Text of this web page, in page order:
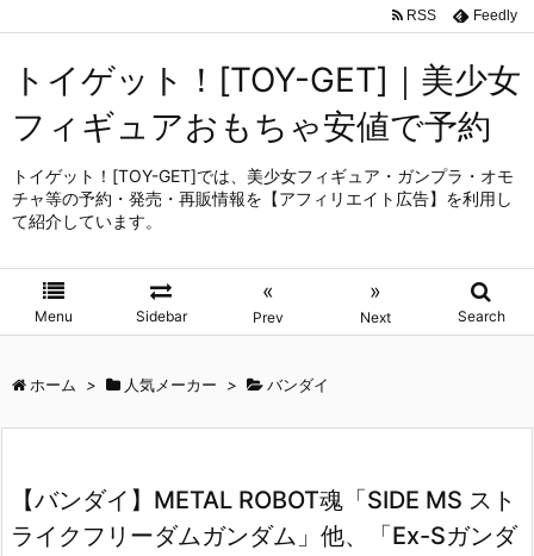
トイゲット！[TOY-GET]｜美少女
フィギュアおもちゃ安値で予約
トイゲット！[TOY-GET]では、美少女フィギュア・ガンプラ・オモ
チャ等の予約・発売・再販情報を【アフィリエイト広告】を利用し
て紹介しています。
Menu Sidebar
«
Prev
»
Next Search
RSS Feedly
ホーム > 人気メーカー > バンダイ
【バンダイ】METAL ROBOT魂「SIDE MS スト
ライクフリーダムガンダム」他、「Ex-Sガンダ